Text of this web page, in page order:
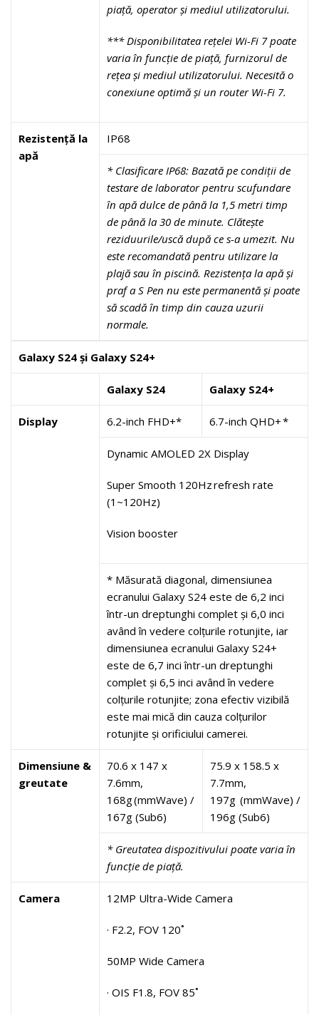
piață, operator și mediul utilizatorului.
*** Disponibilitatea rețelei Wi-Fi 7 poate
varia în funcție de piață, furnizorul de
rețea și mediul utilizatorului. Necesită o
conexiune optimă și un router Wi-Fi 7.
Rezistență la
apă
IP68
* Clasificare IP68: Bazată pe condiții de
testare de laborator pentru scufundare
în apă dulce de până la 1,5 metri timp
de până la 30 de minute. Clătește
reziduurile/uscă după ce s-a umezit. Nu
este recomandată pentru utilizare la
plajă sau în piscină. Rezistența la apă și
praf a S Pen nu este permanentă și poate
să scadă în timp din cauza uzurii
normale.
Galaxy S24 și Galaxy S24+
Galaxy S24 Galaxy S24+
Display 6.2-inch FHD+* 6.7-inch QHD+ *
Dynamic AMOLED 2X Display
Super Smooth 120Hz refresh rate
(1~120Hz)
Vision booster
* Măsurată diagonal, dimensiunea
ecranului Galaxy S24 este de 6,2 inci
într-un dreptunghi complet și 6,0 inci
având în vedere colțurile rotunjite, iar
dimensiunea ecranului Galaxy S24+
este de 6,7 inci într-un dreptunghi
complet și 6,5 inci având în vedere
colțurile rotunjite; zona efectiv vizibilă
este mai mică din cauza colțurilor
rotunjite și orificiului camerei.
Dimensiune &
greutate
70.6 x 147 x
7.6mm,
168g (mmWave) /
167g (Sub6)
75.9 x 158.5 x
7.7mm,
197g (mmWave) /
196g (Sub6)
* Greutatea dispozitivului poate varia în
funcție de piață.
Camera 12MP Ultra-Wide Camera
· F2.2, FOV 120˚
50MP Wide Camera
· OIS F1.8, FOV 85˚